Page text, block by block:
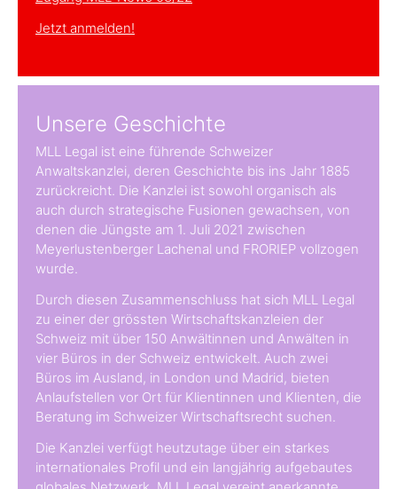
Jetzt anmelden!
Unsere Geschichte
MLL Legal ist eine führende Schweizer
Anwaltskanzlei, deren Geschichte bis ins Jahr 1885
zurückreicht. Die Kanzlei ist sowohl organisch als
auch durch strategische Fusionen gewachsen, von
denen die Jüngste am 1. Juli 2021 zwischen
Meyerlustenberger Lachenal und FRORIEP vollzogen
wurde.
Durch diesen Zusammenschluss hat sich MLL Legal
zu einer der grössten Wirtschaftskanzleien der
Schweiz mit über 150 Anwältinnen und Anwälten in
vier Büros in der Schweiz entwickelt. Auch zwei
Büros im Ausland, in London und Madrid, bieten
Anlaufstellen vor Ort für Klientinnen und Klienten, die
Beratung im Schweizer Wirtschaftsrecht suchen.
Die Kanzlei verfügt heutzutage über ein starkes
internationales Profil und ein langjährig aufgebautes